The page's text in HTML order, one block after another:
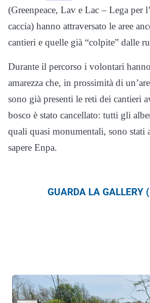
(Greenpeace, Lav e Lac – Lega per
caccia) hanno attraversato le aree
cantieri e quelle già “colpite” dalle
Durante il percorso i volontari
amarezza che, in prossimità di
sono già presenti le reti dei cantieri
bosco è stato cancellato: tutti gli
quali quasi monumentali, sono stati
sapere Enpa.
GUARDA LA GALLERY